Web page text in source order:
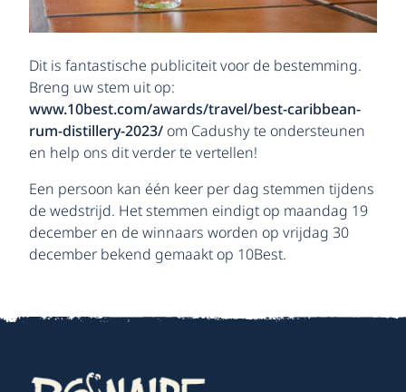
Dit is fantastische publiciteit voor de bestemming.
Breng uw stem uit op:
www.10best.com/awards/travel/best-caribbean-
rum-distillery-2023/ om Cadushy te ondersteunen
en help ons dit verder te vertellen!
Een persoon kan één keer per dag stemmen tijdens
de wedstrijd. Het stemmen eindigt op maandag 19
december en de winnaars worden op vrijdag 30
december bekend gemaakt op 10Best.